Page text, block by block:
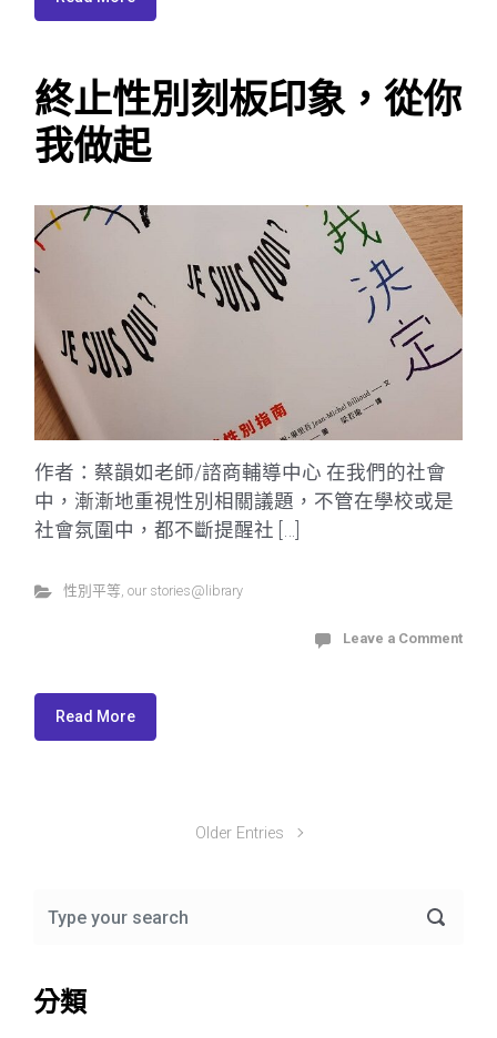
終止性別刻板印象，從你
我做起
作者：蔡韻如老師/諮商輔導中心 在我們的社會
中，漸漸地重視性別相關議題，不管在學校或是
社會氛圍中，都不斷提醒社 […]
性別平等, our stories@library
Leave a Comment
Read More
Older Entries
分類